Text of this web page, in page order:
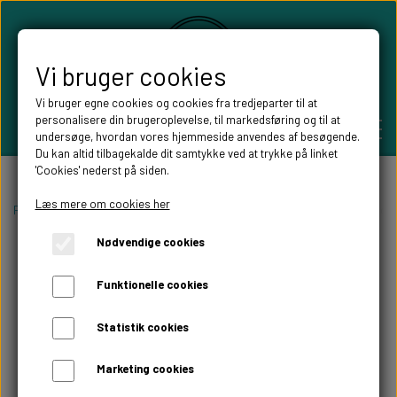
PERSONLIGE GAVER
BRYLLUPS GAVER
DÅBSGAVER/ NAVNGIVNING
SKILTE TIL FESTEN
WILLOW TREE FIGURER
WILLOW TREE BRYLLUPS FIGURER
Forside Pynt til festen Gæstebøger
Vi bruger cookies
Vi bruger egne cookies og cookies fra tredjeparter til at
personalisere din brugeroplevelse, til markedsføring og til at
undersøge, hvordan vores hjemmeside anvendes af besøgende.
Du kan altid tilbagekalde dit samtykke ved at trykke på linket
'Cookies' nederst på siden.
Læs mere om cookies her
Nødvendige cookies
Funktionelle cookies
Statistik cookies
Marketing cookies